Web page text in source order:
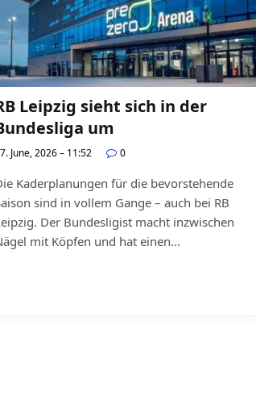
Leipzig sieht sich in der
um
June, 2026 – 11:52 0
Kaderplanungen für die bevorstehende
sind in vollem Gange – auch bei RB
Der Bundesligist macht inzwischen
mit Köpfen und hat einen…